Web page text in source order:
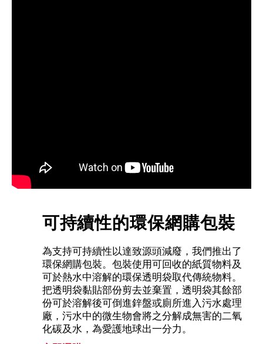
可持續性的環保網購包裝
為支持可持續性以達致源頭減廢，我們推出了
環保網購包裝。包裝使用可回收的紙質物料及
可於熱水中溶解的環保透明袋取代傳統物料。
把透明袋黏貼部份剪去並棄置，透明袋其餘部
份可於溶解後可倒進鋅盤或廁所進入污水處理
廠，污水中的微生物會將之分解成無害的二氧
化碳及水，為愛護地球出一分力。